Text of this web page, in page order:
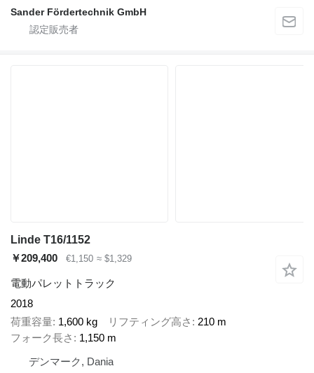
Sander Fördertechnik GmbH
Linde T16/1152
￥209,400
€1,150 ≈ $1,329
電動パレットトラック
2018
荷重容量 1,600 kg リフティング高さ
210 m
フォーク長さ
1,150 m
デンマーク, Dania